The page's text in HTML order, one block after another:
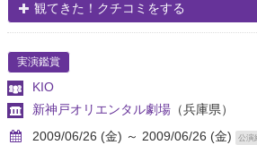
観てきた！クチコミをする
実演鑑賞
KIO
新神戸オリエンタル劇場 （兵庫県）
2009/06/26 (金) ～ 2009/06/26 (金)
公演